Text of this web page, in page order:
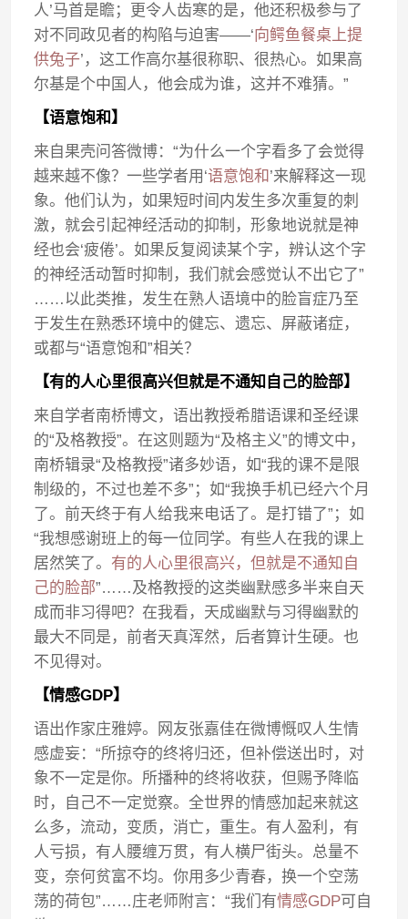
人’马首是瞻；更令人齿寒的是，他还积极参与了
对不同政见者的构陷与迫害——‘向鳄鱼餐桌上提
供兔子’，这工作高尔基很称职、很热心。如果高
尔基是个中国人，他会成为谁，这并不难猜。”
【语意饱和】
来自果壳问答微博：“为什么一个字看多了会觉得
越来越不像？一些学者用‘语意饱和 ’来解释这一现
象。他们认为，如果短时间内发生多次重复的刺
激，就会引起神经活动的抑制，形象地说就是神
经也会‘疲倦’。如果反复阅读某个字，辨认这个字
的神经活动暂时抑制，我们就会感觉认不出它了”
……以此类推，发生在熟人语境中的脸盲症乃至
于发生在熟悉环境中的健忘、遗忘、屏蔽诸症，
或都与“语意饱和”相关？
【有的人心里很高兴但就是不通知自己的脸部】
来自学者南桥博文，语出教授希腊语课和圣经课
的“及格教授”。在这则题为“及格主义”的博文中，
南桥辑录“及格教授”诸多妙语，如“我的课不是限
制级的，不过也差不多”；如“我换手机已经六个月
了。前天终于有人给我来电话了。是打错了”；如
“我想感谢班上的每一位同学。有些人在我的课上
居然笑了。 有的人心里很高兴，但就是不通知自
己的脸部”……及格教授的这类幽默感多半来自天
成而非习得吧？在我看，天成幽默与习得幽默的
最大不同是，前者天真浑然，后者算计生硬。也
不见得对。
【情感GDP】
语出作家庄雅婷。网友张嘉佳在微博慨叹人生情
感虚妄：“所掠夺的终将归还，但补偿送出时，对
象不一定是你。所播种的终将收获，但赐予降临
时，自己不一定觉察。全世界的情感加起来就这
么多，流动，变质，消亡，重生。有人盈利，有
人亏损，有人腰缠万贯，有人横尸街头。总量不
变，奈何贫富不均。你用多少青春，换一个空荡
荡的荷包”……庄老师附言：“我们有情感GDP可自